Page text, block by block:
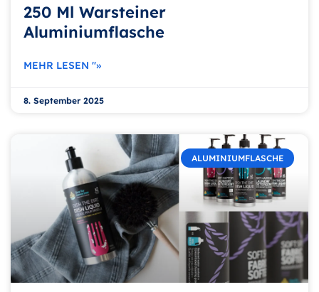
250 Ml Warsteiner
Aluminiumflasche
MEHR LESEN "»
8. September 2025
ALUMINIUMFLASCHE